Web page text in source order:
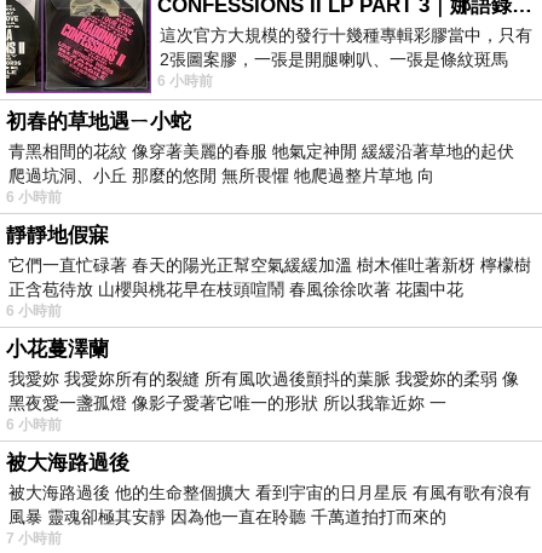
CONFESSIONS II LP PART 3｜娜語錄II LP PART 3
這次官方大規模的發行十幾種專輯彩膠當中，只有
2張圖案膠，一張是開腿喇叭、一張是條紋斑馬
版；目前官網上只剩澳洲商店AU STORE
6 小時前
初春的草地遇ㄧ小蛇
青黑相間的花紋 像穿著美麗的春服 牠氣定神閒 緩緩沿著草地的起伏
爬過坑洞、小丘 那麼的悠閒 無所畏懼 牠爬過整片草地 向
6 小時前
靜靜地假寐
它們一直忙碌著 春天的陽光正幫空氣緩緩加溫 樹木催吐著新枒 檸檬樹
正含苞待放 山櫻與桃花早在枝頭喧鬧 春風徐徐吹著 花園中花
6 小時前
小花蔓澤蘭
我愛妳 我愛妳所有的裂縫 所有風吹過後顫抖的葉脈 我愛妳的柔弱 像
黑夜愛一盞孤燈 像影子愛著它唯一的形狀 所以我靠近妳 一
6 小時前
被大海路過後
被大海路過後 他的生命整個擴大 看到宇宙的日月星辰 有風有歌有浪有
風暴 靈魂卻極其安靜 因為他一直在聆聽 千萬道拍打而來的
7 小時前